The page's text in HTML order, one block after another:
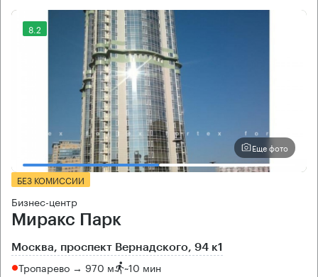
8.2
Еще фото
БЕЗ КОМИССИИ
Бизнес-центр
Миракс Парк
Москва, проспект Вернадского, 94 к1
Тропарево → 970 м ~10 мин